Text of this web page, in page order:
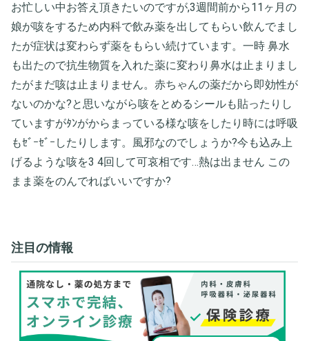
お忙しい中お答え頂きたいのですが,3週間前から11ヶ月の
娘が咳をするため内科で飲み薬を出してもらい飲んでまし
たが症状は変わらず薬をもらい続けています。一時 鼻水
も出たので抗生物質を入れた薬に変わり鼻水は止まりまし
たがまだ咳は止まりません。赤ちゃんの薬だから即効性が
ないのかな?と思いながら咳をとめるシールも貼ったりし
ていますがﾀﾝがからまっている様な咳をしたり時には呼吸
もｾﾞｰｾﾞｰしたりします。風邪なのでしょうか?今も込み上
げるような咳を3 4回して可哀相です…熱は出ません この
まま薬をのんでればいいですか?
注目の情報